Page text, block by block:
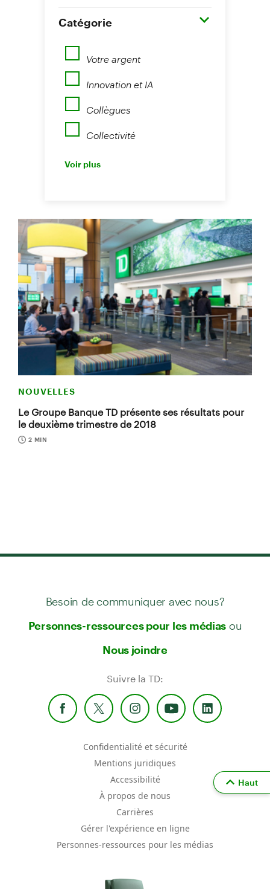
NOUVELLES
Le Groupe Banque TD présente ses résultats pour
le deuxième trimestre de 2018
2 MIN
Catégorie
Votre argent
Innovation et IA
Collègues
Collectivité
Perspectives
Voir plus
Besoin de communiquer avec nous?
Personnes-ressources pour les médias ou
Nous joindre
Suivre la TD:
Confidentialité et sécurité
Mentions juridiques
Accessibilité
À propos de nous
Carrières
Gérer l'expérience en ligne
Personnes-ressources pour les médias
Haut